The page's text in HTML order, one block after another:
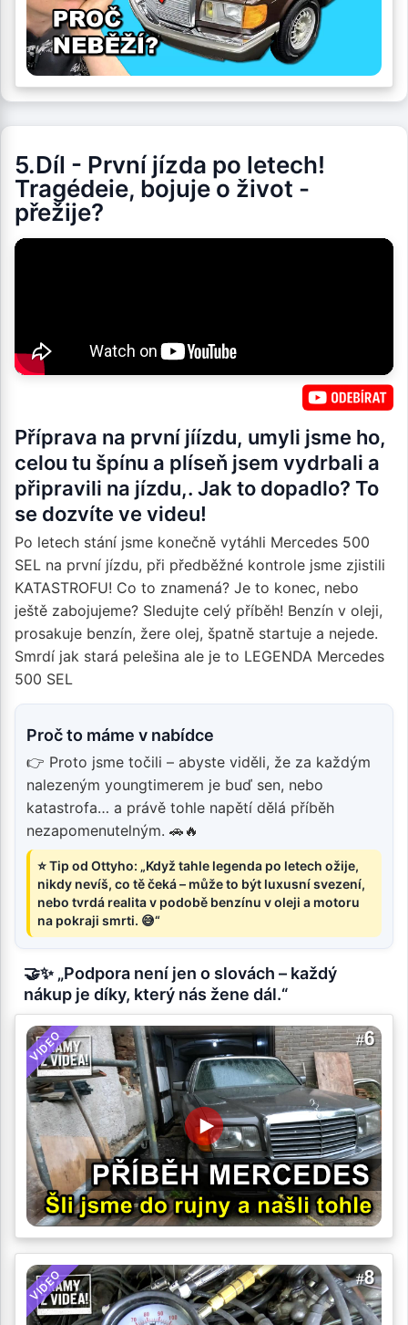
5.Díl - První jízda po letech!
Tragédeie, bojuje o život -
přežije?
Příprava na první jíízdu, umyli jsme ho,
celou tu špínu a plíseň jsem vydrbali a
připravili na jízdu,. Jak to dopadlo? To
se dozvíte ve videu!
Po letech stání jsme konečně vytáhli Mercedes 500
SEL na první jízdu, při předběžné kontrole jsme zjistili
KATASTROFU! Co to znamená? Je to konec, nebo
ještě zabojujeme? Sledujte celý příběh! Benzín v oleji,
prosakuje benzín, žere olej, špatně startuje a nejede.
Smrdí jak stará pelešina ale je to LEGENDA Mercedes
500 SEL
Proč to máme v nabídce
👉 Proto jsme točili – abyste viděli, že za každým
nalezeným youngtimerem je buď sen, nebo
katastrofa… a právě tohle napětí dělá příběh
nezapomenutelným. 🚗🔥
⭐ Tip od Ottyho: „Když tahle legenda po letech ožije,
nikdy nevíš, co tě čeká – může to být luxusní svezení,
nebo tvrdá realita v podobě benzínu v oleji a motoru
na pokraji smrti. 😅“
🤝✨ „Podpora není jen o slovách – každý
nákup je díky, který nás žene dál.“
VIDEO
VIDEO